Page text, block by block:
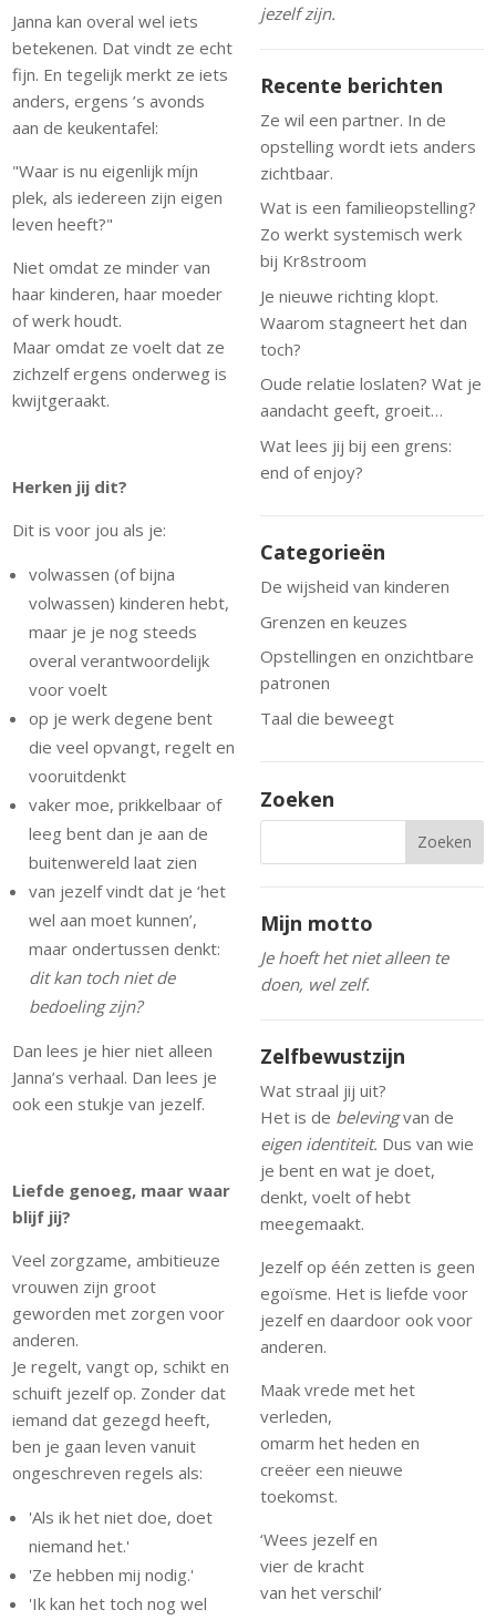
Janna kan overal wel iets
betekenen. Dat vindt ze echt
fijn. En tegelijk merkt ze iets
anders, ergens ’s avonds
aan de keukentafel:
"Waar is nu eigenlijk míjn
plek, als iedereen zijn eigen
leven heeft?"
Niet omdat ze minder van
haar kinderen, haar moeder
of werk houdt.
Maar omdat ze voelt dat ze
zichzelf ergens onderweg is
kwijtgeraakt.
Herken jij dit?
Dit is voor jou als je:
volwassen (of bijna
volwassen) kinderen hebt,
maar je je nog steeds
overal verantwoordelijk
voor voelt
op je werk degene bent
die veel opvangt, regelt en
vooruitdenkt
vaker moe, prikkelbaar of
leeg bent dan je aan de
buitenwereld laat zien
van jezelf vindt dat je ‘het
wel aan moet kunnen’,
maar ondertussen denkt:
dit kan toch niet de
bedoeling zijn?
Dan lees je hier niet alleen
Janna’s verhaal. Dan lees je
ook een stukje van jezelf.
Liefde genoeg, maar waar
blijf jij?
Veel zorgzame, ambitieuze
vrouwen zijn groot
geworden met zorgen voor
anderen.
Je regelt, vangt op, schikt en
schuift jezelf op. Zonder dat
iemand dat gezegd heeft,
ben je gaan leven vanuit
ongeschreven regels als:
'Als ik het niet doe, doet
niemand het.'
'Ze hebben mij nodig.'
'Ik kan het toch nog wel
jezelf zijn.
Recente berichten
Ze wil een partner. In de
opstelling wordt iets anders
zichtbaar.
Wat is een familieopstelling?
Zo werkt systemisch werk
bij Kr8stroom
Je nieuwe richting klopt.
Waarom stagneert het dan
toch?
Oude relatie loslaten? Wat je
aandacht geeft, groeit…
Wat lees jij bij een grens:
end of enjoy?
Categorieën
De wijsheid van kinderen
Grenzen en keuzes
Opstellingen en onzichtbare
patronen
Taal die beweegt
Zoeken
Mijn motto
Je hoeft het niet alleen te
doen, wel zelf.
Zelfbewustzijn
Wat straal jij uit?
Het is de belevingvan de
eigen identiteit. Dus van wie
je bent en wat je doet,
denkt, voelt of hebt
meegemaakt.
Jezelf op één zetten is geen
egoïsme. Het is liefde voor
jezelf en daardoor ook voor
anderen.
Maak vrede met het
verleden,
omarm het heden en
creëer een nieuwe
toekomst.
‘Wees jezelf en
vier de kracht
van het verschil’